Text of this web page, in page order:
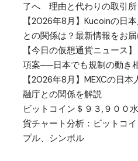
了へ 理由と代わりの取引
【2026年8月】Kucoinの日
との関係は？最新情報をお
【今日の仮想通貨ニュース
項案──日本でも規制の動き
【2026年8月】MEXCの日
融庁との関係を解説
ビットコイン＄９３,９００
貨チャート分析：ビットコ
プル、シンボル